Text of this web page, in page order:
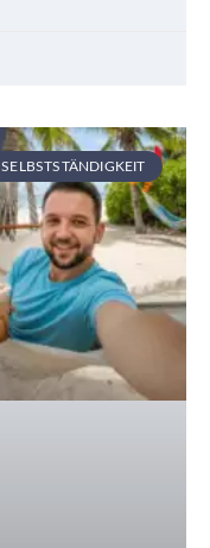
SELBSTSTÄNDIGKEIT